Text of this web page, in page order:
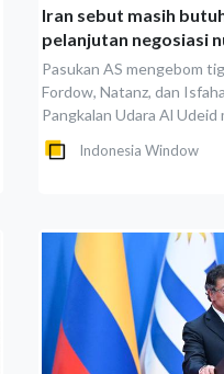
Iran sebut masih
pelanjutan negosiasi
Pasukan AS mengebom
Fordow, Natanz, dan
Pangkalan Udara Al Udeid
Indonesia Window